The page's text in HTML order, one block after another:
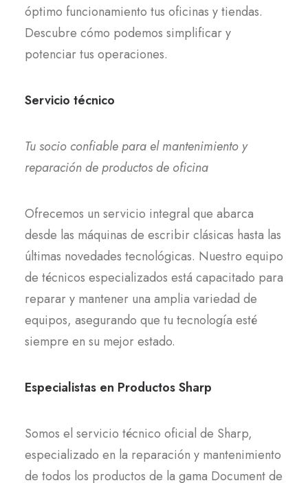
óptimo funcionamiento tus oficinas y tiendas.
Descubre cómo podemos simplificar y
potenciar tus operaciones.
Servicio técnico
Tu socio confiable para el mantenimiento y
reparación de productos de oficina
Ofrecemos un servicio integral que abarca
desde las máquinas de escribir clásicas hasta las
últimas novedades tecnológicas. Nuestro equipo
de técnicos especializados está capacitado para
reparar y mantener una amplia variedad de
equipos, asegurando que tu tecnología esté
siempre en su mejor estado.
Especialistas en Productos Sharp
Somos el servicio técnico oficial de Sharp,
especializado en la reparación y mantenimiento
de todos los productos de la gama Document de